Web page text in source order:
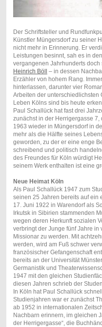
Der Schriftsteller und
Künstler Müngersdorf zu seiner
nicht mehr in Erinnerung. Er
Leistungen besinnt, sah es in
vergangenen Jahrhunderts
Heinrich Böll – in dessen
Erzähler von hohem Rang.
hinterlassen, darunter vier
Arbeiten der unterschiedlichsten
Leben Kölns sind bis heute
Paul Schallück hat fast drei
zunächst in der Herrigergasse
1963 wieder in Müngersdorf in
mehr als die Hälfte seines
geworden, zu der er eine enge
schreibend und politisch
des Freundes für Köln würdigt
seinem Werk enthalten ist eine
Neue Heimat Köln
Als Paul Schallück 1947 zum
seinen 25 Jahren bereits auf ein
17. Juni 1922 in Warendorf als
Irkutsk in Sibirien stammenden
wegen deren Herkunft sozialen
verbringt der Junge fünf Jahre
Missionar zu werden. Mit
werden, wird am Fuß schwer
französischer Gefangenschaft
bereits an der Universität
Germanistik und
1947 mit den gleichen
diesen Jahren schrieb der
In Köln hat Paul Schallück
Studienjahren war er zunächst
ab 1952 in internationalen
Nachbarn erinnern, im gleichen
der Herrigergasse“, die